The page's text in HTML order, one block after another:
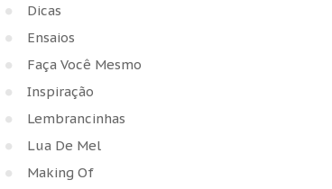
Dicas
Ensaios
Faça Você Mesmo
Inspiração
Lembrancinhas
Lua De Mel
Making Of